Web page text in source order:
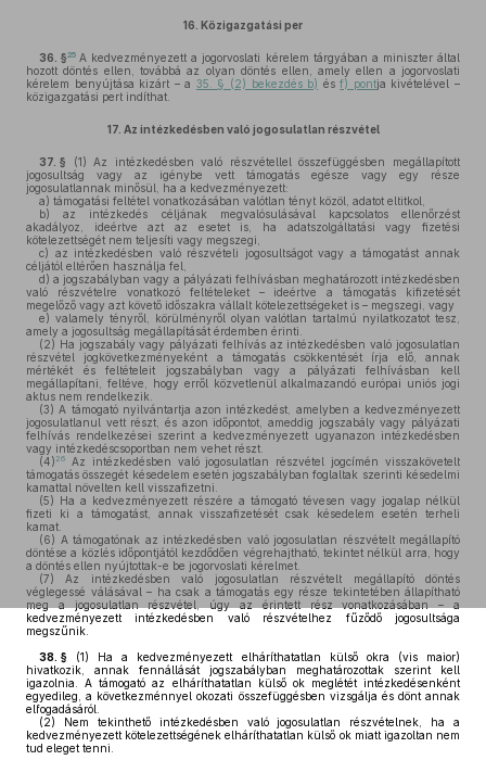
16. Közigazgatási per
36. §25 A kedvezményezett a jogorvoslati kérelem tárgyában a miniszter által
hozott döntés ellen, továbbá az olyan döntés ellen, amely ellen a jogorvoslati
kérelem benyújtása kizárt – a 35. § (2) bekezdés b) ésf) pontja kivételével –
közigazgatási pert indíthat.
17. Az intézkedésben való jogosulatlan részvétel
37. § (1) Az intézkedésben való részvétellel összefüggésben megállapított
jogosultság vagy az igénybe vett támogatás egésze vagy egy része
jogosulatlannak minősül, ha a kedvezményezett:
a) támogatási feltétel vonatkozásában valótlan tényt közöl, adatot eltitkol,
b) az intézkedés céljának megvalósulásával kapcsolatos ellenőrzést
akadályoz, ideértve azt az esetet is, ha adatszolgáltatási vagy fizetési
kötelezettségét nem teljesíti vagy megszegi,
c) az intézkedésben való részvételi jogosultságot vagy a támogatást annak
céljától eltérően használja fel,
d) a jogszabályban vagy a pályázati felhívásban meghatározott intézkedésben
való részvételre vonatkozó feltételeket – ideértve a támogatás kifizetését
megelőző vagy azt követő időszakra vállalt kötelezettségeket is – megszegi, vagy
e) valamely tényről, körülményről olyan valótlan tartalmú nyilatkozatot tesz,
amely a jogosultság megállapítását érdemben érinti.
(2) Ha jogszabály vagy pályázati felhívás az intézkedésben való jogosulatlan
részvétel jogkövetkezményeként a támogatás csökkentését írja elő, annak
mértékét és feltételeit jogszabályban vagy a pályázati felhívásban kell
megállapítani, feltéve, hogy erről közvetlenül alkalmazandó európai uniós jogi
aktus nem rendelkezik.
(3) A támogató nyilvántartja azon intézkedést, amelyben a kedvezményezett
jogosulatlanul vett részt, és azon időpontot, ameddig jogszabály vagy pályázati
felhívás rendelkezései szerint a kedvezményezett ugyanazon intézkedésben
vagy intézkedéscsoportban nem vehet részt.
(4) 26
Az intézkedésben való jogosulatlan részvétel jogcímén visszakövetelt
támogatás összegét késedelem esetén jogszabályban foglaltak szerinti késedelmi
kamattal növelten kell visszafizetni.
(5) Ha a kedvezményezett részére a támogató tévesen vagy jogalap nélkül
fizeti ki a támogatást, annak visszafizetését csak késedelem esetén terheli
kamat.
(6) A támogatónak az intézkedésben való jogosulatlan részvételt megállapító
döntése a közlés időpontjától kezdődően végrehajtható, tekintet nélkül arra, hogy
a döntés ellen nyújtottak-e be jogorvoslati kérelmet.
(7) Az intézkedésben való jogosulatlan részvételt megállapító döntés
véglegessé válásával – ha csak a támogatás egy része tekintetében állapítható
meg a jogosulatlan részvétel, úgy az érintett rész vonatkozásában – a
kedvezményezett intézkedésben való részvételhez fűződő jogosultsága
megszűnik.
38. § (1) Ha a kedvezményezett elháríthatatlan külső okra (vis maior)
hivatkozik, annak fennállását jogszabályban meghatározottak szerint kell
igazolnia. A támogató az elháríthatatlan külső ok meglétét intézkedésenként
egyedileg, a következménnyel okozati összefüggésben vizsgálja és dönt annak
elfogadásáról.
(2) Nem tekinthető intézkedésben való jogosulatlan részvételnek, ha a
kedvezményezett kötelezettségének elháríthatatlan külső ok miatt igazoltan nem
tud eleget tenni.